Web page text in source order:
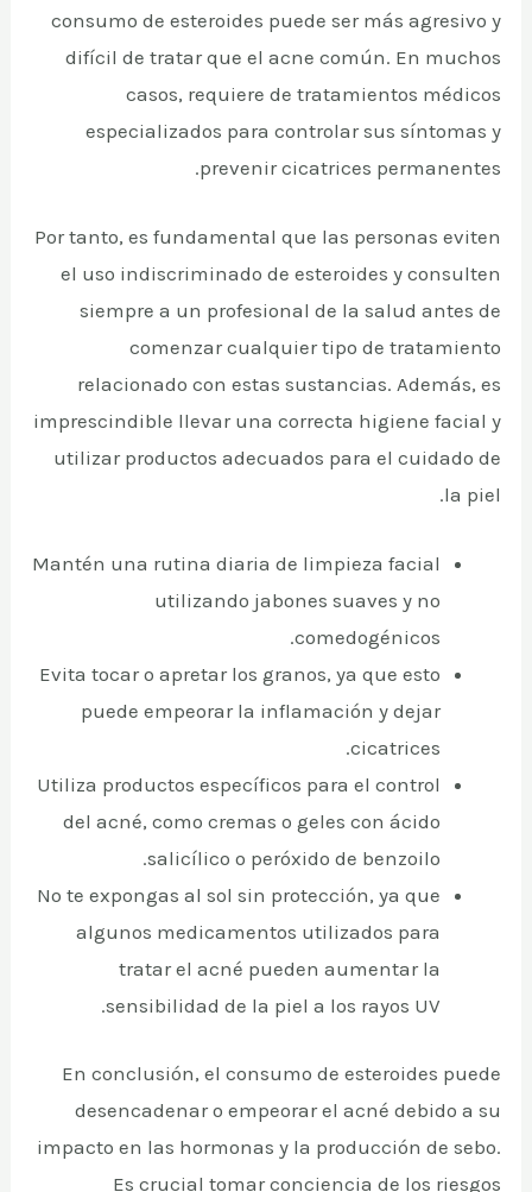
consumo de esteroides puede ser más agresivo y
difícil de tratar que el acne común. En muchos
casos, requiere de tratamientos médicos
especializados para controlar sus síntomas y
prevenir cicatrices permanentes.
Por tanto, es fundamental que las personas eviten
el uso indiscriminado de esteroides y consulten
siempre a un profesional de la salud antes de
comenzar cualquier tipo de tratamiento
relacionado con estas sustancias. Además, es
imprescindible llevar una correcta higiene facial y
utilizar productos adecuados para el cuidado de
la piel.
Mantén una rutina diaria de limpieza facial
utilizando jabones suaves y no
comedogénicos.
Evita tocar o apretar los granos, ya que esto
puede empeorar la inflamación y dejar
cicatrices.
Utiliza productos específicos para el control
del acné, como cremas o geles con ácido
salicílico o peróxido de benzoilo.
No te expongas al sol sin protección, ya que
algunos medicamentos utilizados para
tratar el acné pueden aumentar la
sensibilidad de la piel a los rayos UV.
En conclusión, el consumo de esteroides puede
desencadenar o empeorar el acné debido a su
impacto en las hormonas y la producción de sebo.
Es crucial tomar conciencia de los riesgos